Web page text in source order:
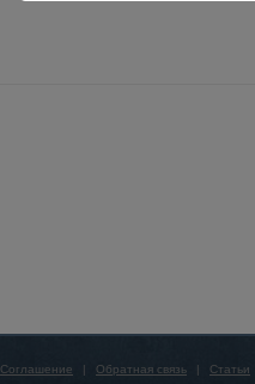
Соглашение | Обратная связь | Статьи